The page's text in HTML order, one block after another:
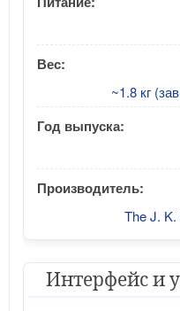
Вес:
~1.8 кг
Год выпуска:
Производитель:
The J.
Интерфейс и